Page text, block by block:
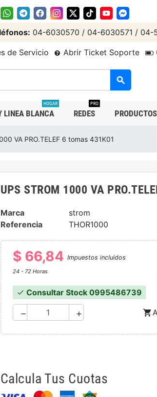
04-6030570 / 04-6030571 / 04-
de Servicio Abrir Ticket Soporte
search
LINEA BLANCA
HOGAR
REDES
PRO
VA PRO.TELEF 6 tomas 431K01
UPS STROM 1000 VA
Marca
strom
Referencia
THOR1000
$ 66,84Impuestos incluidos
24 - 72 Horas
check Consultar Stock 0995486739
remove add shopping_cart
Calcula Tus Cuotas